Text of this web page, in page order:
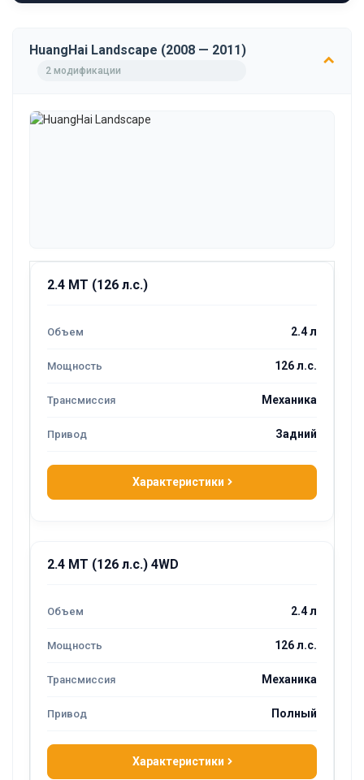
HuangHai Landscape (2008 — 2011)
2 модификации
2.4 MT (126 л.с.)
2.4 л
126 л.с.
Механика
Задний
Характеристики
2.4 MT (126 л.с.) 4WD
2.4 л
126 л.с.
Механика
Полный
Характеристики